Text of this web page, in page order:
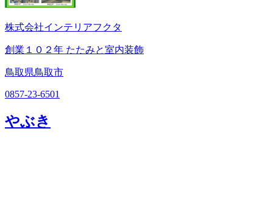
株式会社インテリアフクタ
創業１０２年 たたみと室内装飾
鳥取県鳥取市
0857-23-6501
やぶき